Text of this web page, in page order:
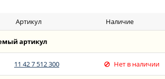
Артикул Наличие
артикул
11 42 7 512 300 Нет в наличии